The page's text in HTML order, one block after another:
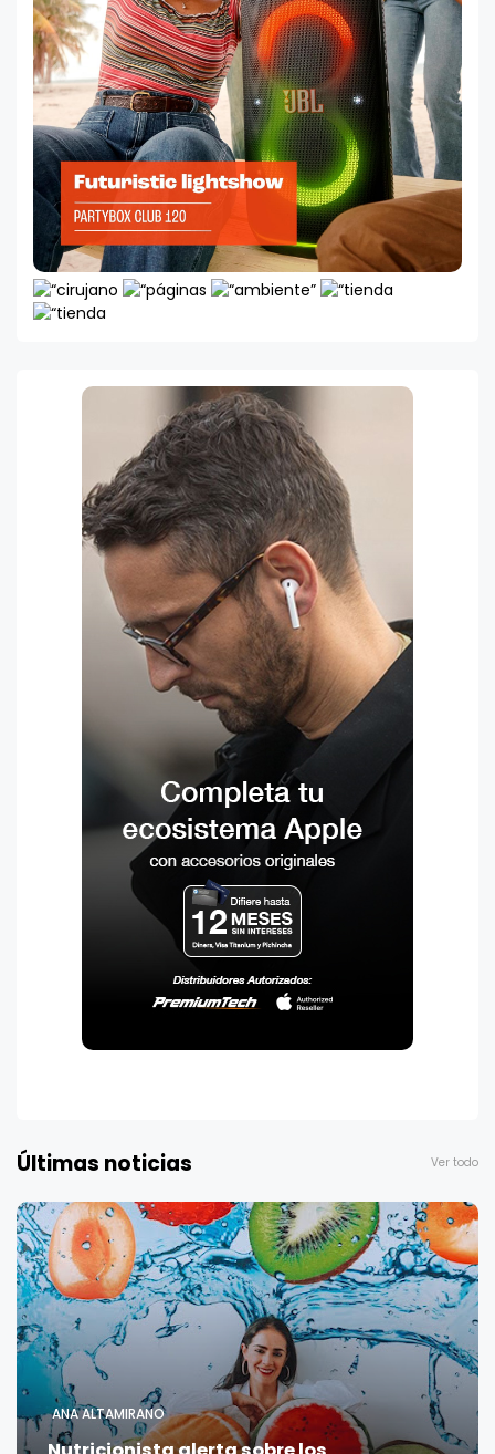
Últimas noticias Ver todo
ANA ALTAMIRANO